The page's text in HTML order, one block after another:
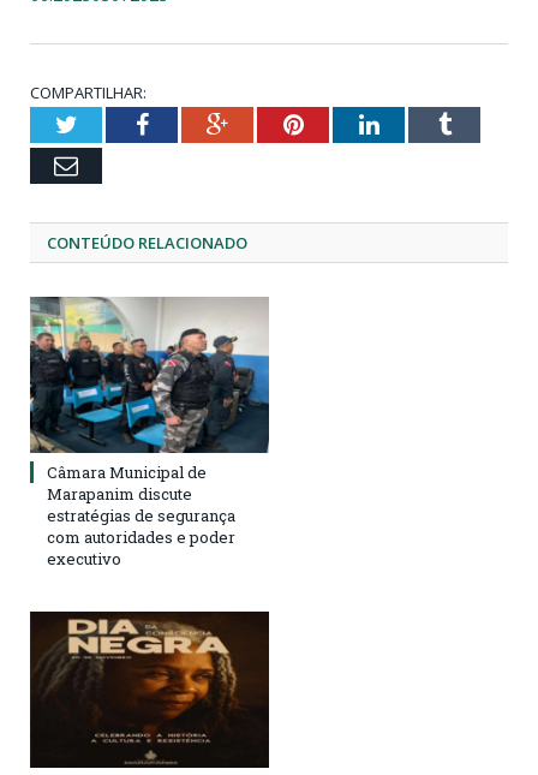
COMPARTILHAR:
TwitterFacebookGoogle+PinterestLinkedInTumblr
Email
CONTEÚDO RELACIONADO
Câmara Municipal de
Marapanim discute
estratégias de segurança
com autoridades e poder
executivo